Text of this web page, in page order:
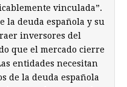
vinculada”.
la deuda española y su
inversores del
que el mercado cierre
entidades necesitan
de la deuda española